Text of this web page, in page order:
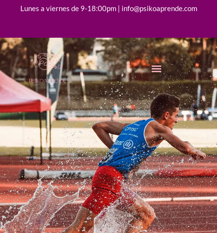
Lunes a viernes de 9-18:00pm | info@psikoaprende.com